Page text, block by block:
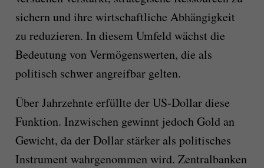
sichern und ihre wirtschaftliche Abhängigkeit
zu reduzieren. In diesem Umfeld wächst die
Bedeutung von Vermögenswerten, die als
politisch schwer angreifbar gelten.
Über Jahrzehnte erfüllte der US-Dollar diese
Funktion. Inzwischen gewinnt jedoch Gold an
Gewicht, da der Dollar stärker als politisches
Instrument wahrgenommen wird. Zentralbanken